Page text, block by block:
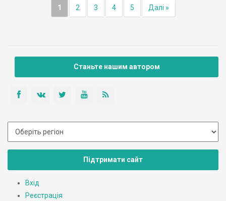
1 2 3 4 5 Далі »
Станьте нашим автором
Підтримати сайт
Вхід
Реєстрація